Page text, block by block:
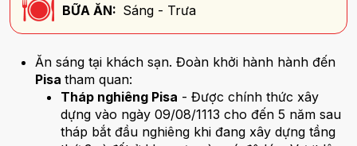
BỮA ĂN: Sáng - Trưa
Ăn sáng tại khách sạn. Đoàn khởi hành hành đến
Pisa tham quan:
Tháp nghiêng Pisa - Được chính thức xây
dựng vào ngày 09/08/1113 cho đến 5 năm sau
tháp bắt đầu nghiêng khi đang xây dựng tầng